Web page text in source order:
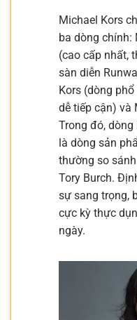
Michael Kors
ba dòng chính:
(cao cấp nhất,
sàn diễn
Kors (dòng
dễ tiếp cận) và
Trong đó, dòng
là dòng sản
thường so
Tory Burch.
sự sang trọng,
cực kỳ thực
ngày.